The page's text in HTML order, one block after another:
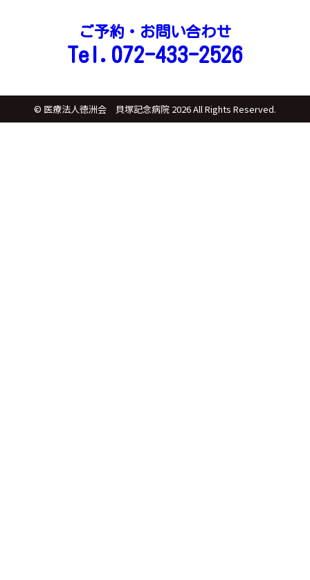
ご予約・お問い合わせ
Tel.072-433-2526
© 医療法人徳洲会 貝塚記念病院 2026All Rights Reserved.